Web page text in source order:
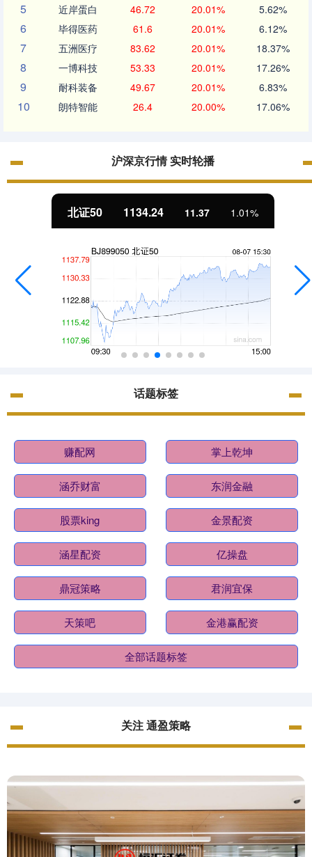
5 近岸蛋白 46.72 20.01% 5.62%
6 毕得医药 61.6 20.01% 6.12%
7 五洲医疗 83.62 20.01% 18.37%
8 一博科技 53.33 20.01% 17.26%
9 耐科装备 49.67 20.01% 6.83%
10 朗特智能 26.4 20.00% 17.06%
沪深京行情 实时轮播
北证50 1134.24 11.37 1.01%
话题标签
赚配网 掌上乾坤
涵乔财富 东润金融
股票king 金景配资
涵星配资 亿操盘
鼎冠策略 君润宜保
天策吧 金港赢配资
全部话题标签
关注 通盈策略